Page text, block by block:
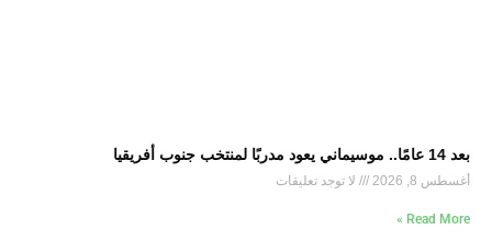
بعد 14 عامًا.. موسيماني يعود مدربًا لمنتخب جنوب أفريقيا
أغسطس 8, 2026 لا توجد تعليقات
Read More »